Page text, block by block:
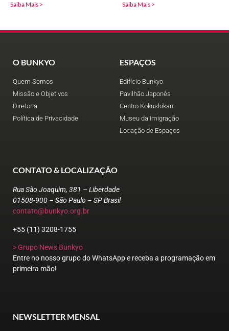
Saiba Mais > Saiba Mais >
O BUNKYO
Quem Somos
Missão e Objetivos
Diretoria
Política de Privacidade
ESPAÇOS
Edifício Bunkyo
Pavilhão Japonês
Centro Kokushikan
Museu da Imigração
Locação de Espaços
CONTATO & LOCALIZAÇÃO
Rua São Joaquim, 381 – Liberdade
01508-900 – São Paulo – SP Brasil
contato@bunkyo.org.br
+55 (11) 3208-1755
> Grupo News Bunkyo
Entre no nosso grupo do WhatsApp e receba a programação em
primeira mão!
NEWSLETTER MENSAL